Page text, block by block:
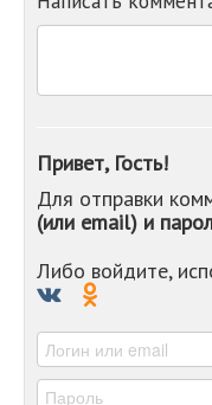
Привет, Гость!
Для отправки
(или email) и
Либо войдите,